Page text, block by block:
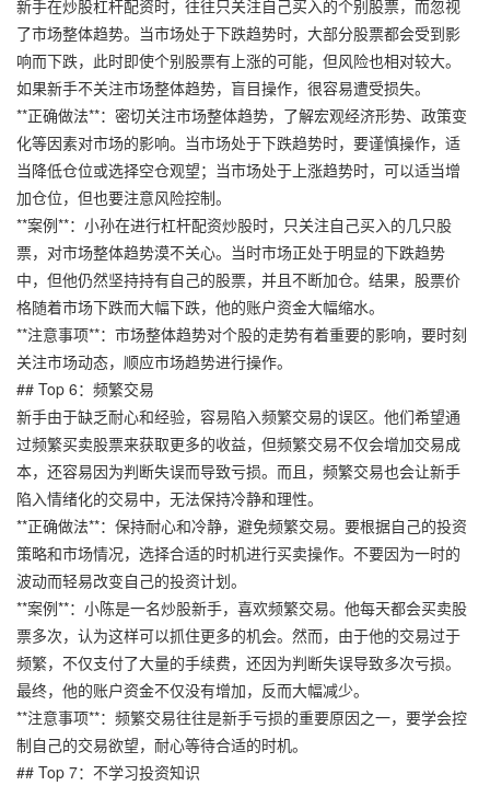
新手在炒股杠杆配资时，往往只关注自己买入的个别股票，而忽视
了市场整体趋势。当市场处于下跌趋势时，大部分股票都会受到影
响而下跌，此时即使个别股票有上涨的可能，但风险也相对较大。
如果新手不关注市场整体趋势，盲目操作，很容易遭受损失。
**正确做法**：密切关注市场整体趋势，了解宏观经济形势、政策变
化等因素对市场的影响。当市场处于下跌趋势时，要谨慎操作，适
当降低仓位或选择空仓观望；当市场处于上涨趋势时，可以适当增
加仓位，但也要注意风险控制。
**案例**：小孙在进行杠杆配资炒股时，只关注自己买入的几只股
票，对市场整体趋势漠不关心。当时市场正处于明显的下跌趋势
中，但他仍然坚持持有自己的股票，并且不断加仓。结果，股票价
格随着市场下跌而大幅下跌，他的账户资金大幅缩水。
**注意事项**：市场整体趋势对个股的走势有着重要的影响，要时刻
关注市场动态，顺应市场趋势进行操作。
## Top 6：频繁交易
新手由于缺乏耐心和经验，容易陷入频繁交易的误区。他们希望通
过频繁买卖股票来获取更多的收益，但频繁交易不仅会增加交易成
本，还容易因为判断失误而导致亏损。而且，频繁交易也会让新手
陷入情绪化的交易中，无法保持冷静和理性。
**正确做法**：保持耐心和冷静，避免频繁交易。要根据自己的投资
策略和市场情况，选择合适的时机进行买卖操作。不要因为一时的
波动而轻易改变自己的投资计划。
**案例**：小陈是一名炒股新手，喜欢频繁交易。他每天都会买卖股
票多次，认为这样可以抓住更多的机会。然而，由于他的交易过于
频繁，不仅支付了大量的手续费，还因为判断失误导致多次亏损。
最终，他的账户资金不仅没有增加，反而大幅减少。
**注意事项**：频繁交易往往是新手亏损的重要原因之一，要学会控
制自己的交易欲望，耐心等待合适的时机。
## Top 7：不学习投资知识